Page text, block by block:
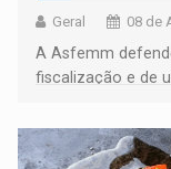
Geral 08 de
A Asfemm
fiscalização e de